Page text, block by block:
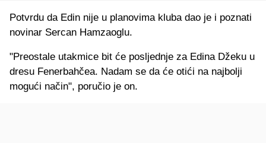
Potvrdu da Edin nije u planovima kluba dao je i poznati
novinar Sercan Hamzaoglu.
"Preostale utakmice bit će posljednje za Edina Džeku u
dresu Fenerbahčea. Nadam se da će otići na najbolji
mogući način", poručio je on.